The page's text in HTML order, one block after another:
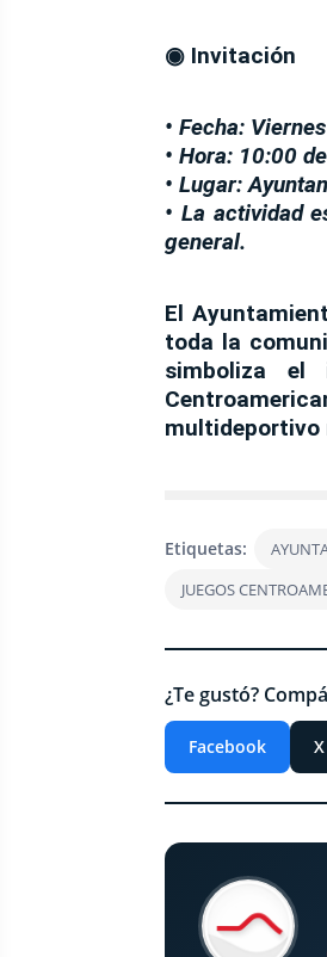
◉ Invitación
• Fecha:
• Hora: 10:00
• Lugar:
• La actividad
general.
El
toda la
simboliza
multideportivo
Etiquetas:
JUEGOS
¿Te gustó?
Facebook X